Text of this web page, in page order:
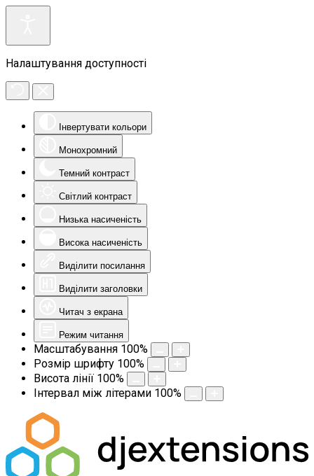
Налаштування доступності
Інвертувати кольори
Монохромний
Темний контраст
Світлий контраст
Низька насиченість
Висока насиченість
Виділити посилання
Виділити заголовки
Читач з екрана
Режим читання
Масштабування 100%
Розмір шрифту 100%
Висота лінії 100%
Інтервал між літерами 100%